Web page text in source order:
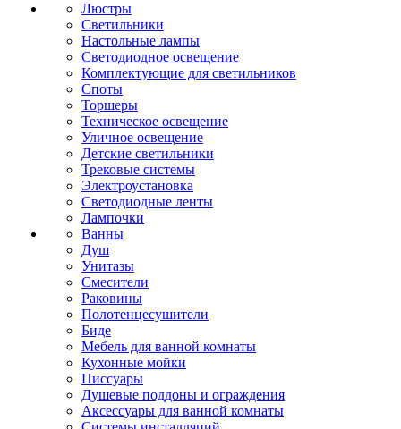
Люстры
Светильники
Настольные лампы
Светодиодное освещение
Комплектующие для светильников
Споты
Торшеры
Техническое освещение
Уличное освещение
Детские светильники
Трековые системы
Электроустановка
Светодиодные ленты
Лампочки
Ванны
Душ
Унитазы
Смесители
Раковины
Полотенцесушители
Биде
Мебель для ванной комнаты
Кухонные мойки
Писсуары
Душевые поддоны и ограждения
Аксессуары для ванной комнаты